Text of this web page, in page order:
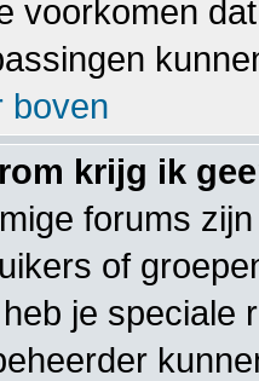
voorkomen
boven
krijg ik
forums
of
je speciale